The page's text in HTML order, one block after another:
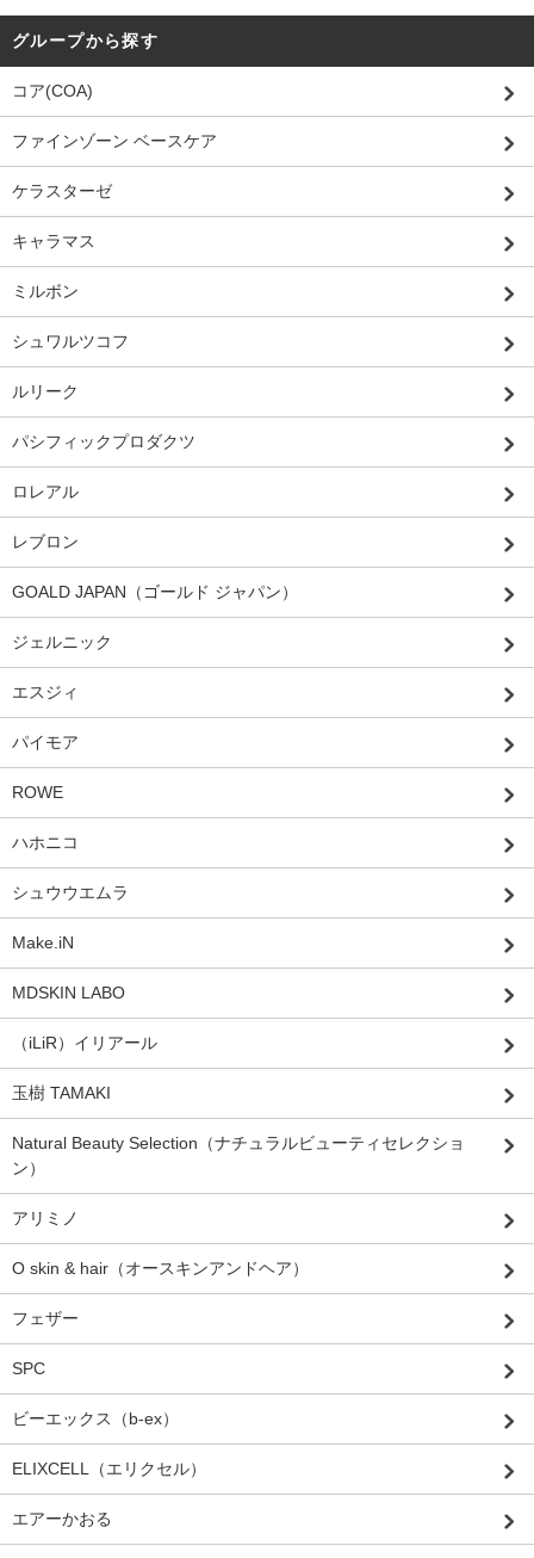
グループから探す
コア(COA)
ファインゾーン ベースケア
ケラスターゼ
キャラマス
ミルボン
シュワルツコフ
ルリーク
パシフィックプロダクツ
ロレアル
レブロン
GOALD JAPAN（ゴールド ジャパン）
ジェルニック
エスジィ
パイモア
ROWE
ハホニコ
シュウウエムラ
Make.iN
MDSKIN LABO
（iLiR）イリアール
玉樹 TAMAKI
Natural Beauty Selection（ナチュラルビューティセレクショ
ン）
アリミノ
O skin & hair（オースキンアンドヘア）
フェザー
SPC
ビーエックス（b-ex）
ELIXCELL（エリクセル）
エアーかおる